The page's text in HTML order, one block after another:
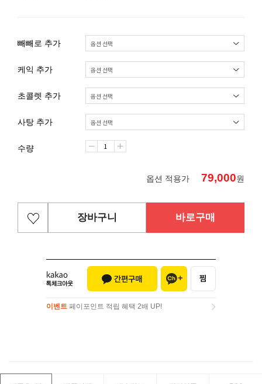
빼빼로 추가
케익 추가
초콜렛 추가
사탕 추가
수량
옵션 적용가 79,000원
장바구니 바로구매
이벤트 페이포인트 적립 혜택 2배 UP!